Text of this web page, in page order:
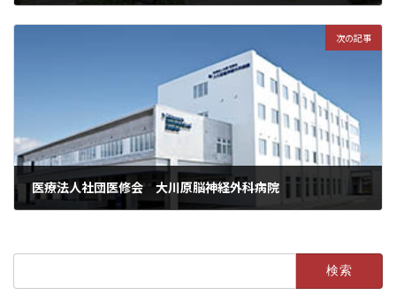
次の記事
医療法人社団医修会 大川原脳神経外科病院